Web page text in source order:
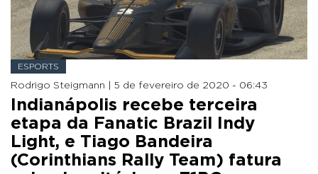
ESPORTS
Rodrigo Steigmann | 5 de fevereiro de 2020 - 06:43
Indianápolis recebe terceira
etapa da Fanatic Brazil Indy
Light, e Tiago Bandeira
(Corinthians Rally Team) fatura